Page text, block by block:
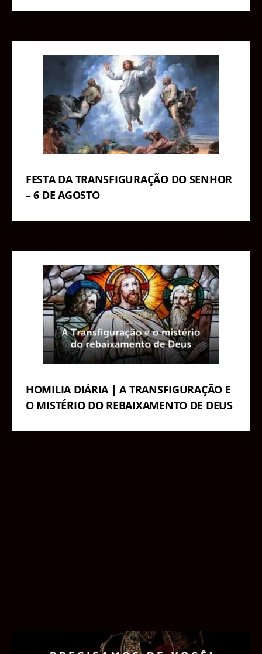
FESTA DA TRANSFIGURAÇÃO DO SENHOR
– 6 DE AGOSTO
HOMILIA DIÁRIA | A TRANSFIGURAÇÃO E
O MISTÉRIO DO REBAIXAMENTO DE DEUS